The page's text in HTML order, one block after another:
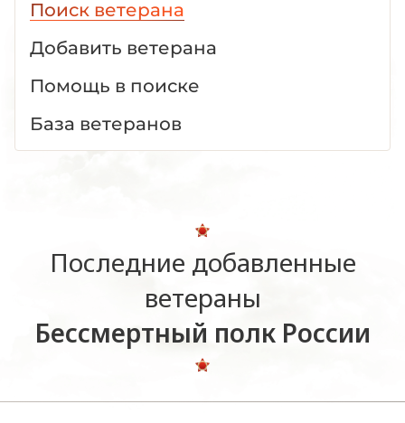
Поиск ветерана
Добавить ветерана
Помощь в поиске
База ветеранов
Последние добавленные
ветераны
Бессмертный полк России